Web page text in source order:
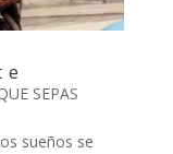
SEPAS
sueños se